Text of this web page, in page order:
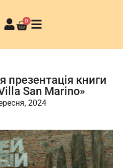
0
презентація книги
San Marino»
2024